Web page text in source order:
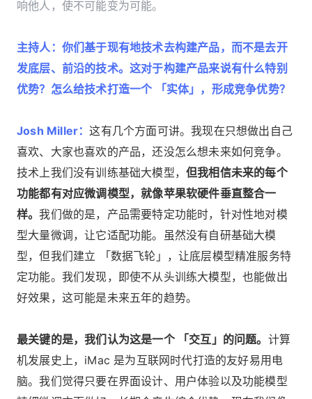
响他人，使不可能变为可能。
主持人：你们基于现有地技术去构建产品，而不是去开
发底层、前沿的技术。这对于构建产品来说有什么特别
优势？怎么给技术打造一个 「实体」，形成竞争优势？
Josh Miller：这有几个方面可讲。我现在只想做出自己
喜欢、大家也喜欢的产品，还没怎么想未来如何竞争。
技术上我们没有训练基础大模型， 但我相信未来的每个
功能都有对应微调模型，就像苹果软硬件垂直整合一
样。我们做的是，产品需要特定功能时，针对性地对模
型大量微调，让它适配功能。虽然没有自研基础大模
型，但我们建立 「数据飞轮」，让底层模型精准服务特
定功能。我们发现，即使不从头训练大模型，也能做出
好效果，这可能是未来五年的趋势。
最关键的是，我们认为这是一个 「交互」的问题。 计算
机发展史上，iMac 是为互联网时代打造的友好易用电
脑。我们觉得只要在界面设计、用户体验以及功能模型